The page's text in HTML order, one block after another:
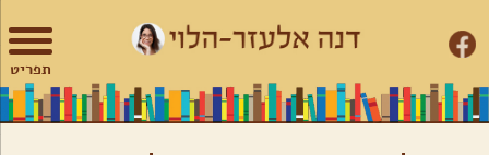
מפת
האתר
הצהרת
נגישות
עבור
לתוכן
צור
קשר
תפריט